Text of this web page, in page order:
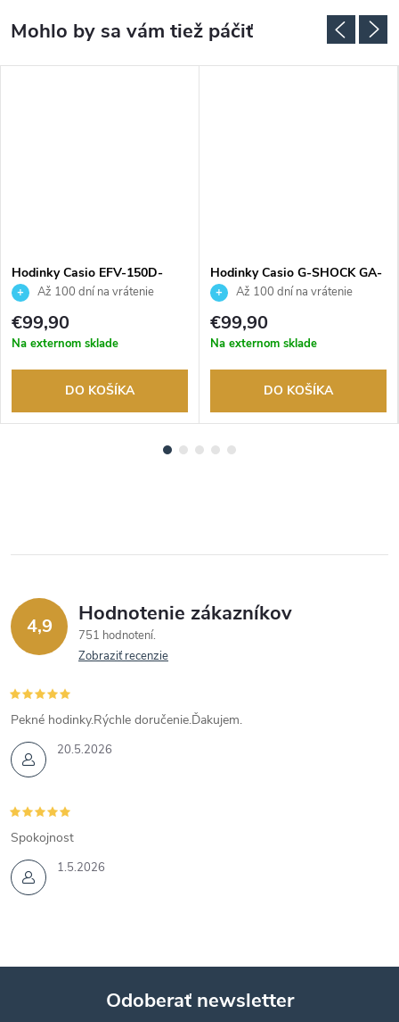
Hodinky Casio EFV-150D-
2AVUEFAž 100 dní na vrátenie
tovaru. Autorizovaný predajca.
€99,90
Na externom sklade
DO KOŠÍKA
Hodinky Casio G-SHOCK GA-
2100-1A2ER
Až 100 dní na vrátenie
tovaru. Autorizovaný predajca.
€99,90
Na externom sklade
DO KOŠÍKA
4,9 Hodnotenie zákazníkov
751 hodnotení
Zobraziť recenzie
20.5.2026
Pekné hodinky.Rýchle doručenie.Ďakujem.
1.5.2026
Spokojnost
Odoberať newsletter